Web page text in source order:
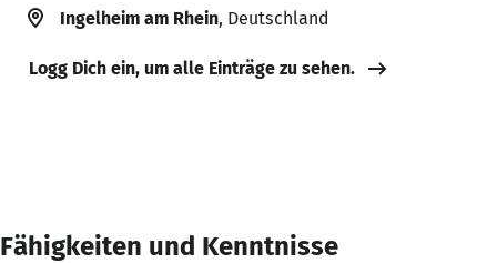
Ingelheim am Rhein, Deutschland
Logg Dich ein, um alle Einträge zu sehen.
Fähigkeiten und Kenntnisse